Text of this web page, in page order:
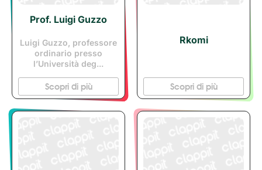
Prof. Luigi Guzzo
Luigi Guzzo, professore
ordinario presso
l’Università deg...
Scopri di più
Rkomi
Scopri di più